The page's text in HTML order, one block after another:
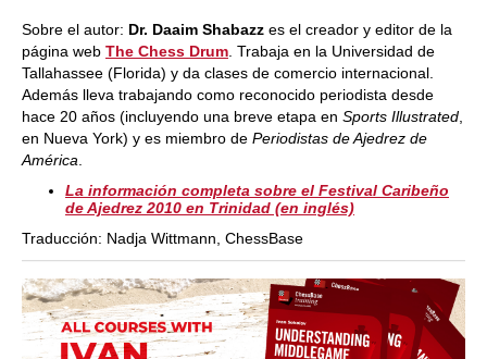
Sobre el autor: Dr. Daaim Shabazz es el creador y editor de la
página web The Chess Drum . Trabaja en la Universidad de
Tallahassee (Florida) y da clases de comercio internacional.
Además lleva trabajando como reconocido periodista desde
hace 20 años (incluyendo una breve etapa en Sports Illustrated
en Nueva York) y es miembro de Periodistas de Ajedrez de
América
La información completa sobre el Festival Caribeño
de Ajedrez 2010 en Trinidad (en inglés)
Traducción: Nadja Wittmann, ChessBase